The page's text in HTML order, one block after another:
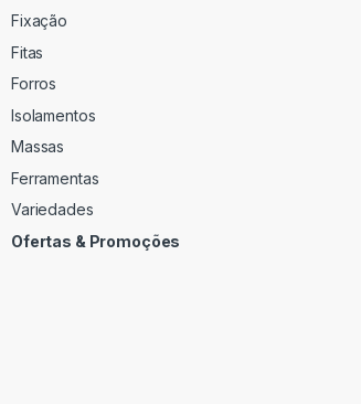
Fixação
Fitas
Forros
Isolamentos
Massas
Ferramentas
Variedades
Ofertas & Promoções